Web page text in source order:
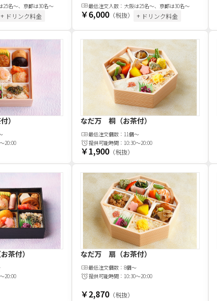
25名～、京都は30名～
+ ドリンク料金
最低注文人数： 大阪は25名～、京都は30名～
￥6,000 （税抜） + ドリンク料金
）
20:00
なだ万 桐（お茶付）
最低注文個数：11個～
提供可能時間：10:30～20:00
￥1,900 （税抜）
茶付）
20:00
なだ万 扇（お茶付）
最低注文個数：8個～
提供可能時間：10:30～20:00
￥2,870 （税抜）